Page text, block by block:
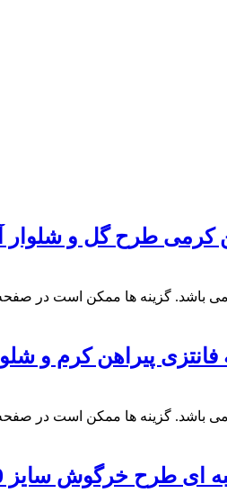
طرح گل و شلوار آجری
می باشد. گزینه ها ممکن است در
پیراهن کرم و شلوار
می باشد. گزینه ها ممکن است در
ای طرح خرگوش سایز 30و35